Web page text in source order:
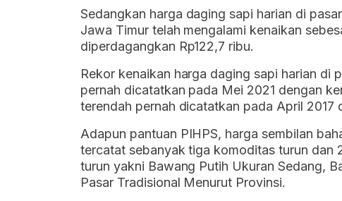
Sedangkan harga daging sapi harian di
Jawa Timur telah mengalami kenaikan
diperdagangkan Rp122,7 ribu.
Rekor kenaikan harga daging sapi harian di
pernah dicatatkan pada Mei 2021 dengan
terendah pernah dicatatkan pada April 2017
Adapun pantuan PIHPS, harga sembilan
tercatat sebanyak tiga komoditas turun dan
turun yakni Bawang Putih Ukuran Sedang,
Pasar Tradisional Menurut Provinsi.